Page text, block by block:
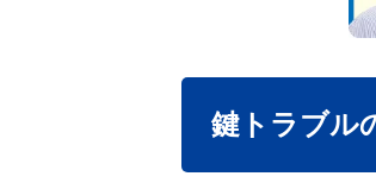
鍵トラブル